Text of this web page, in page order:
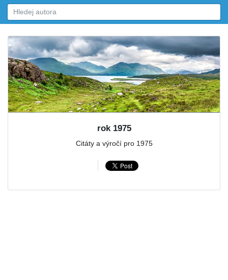
rok 1975
Citáty a výročí pro 1975